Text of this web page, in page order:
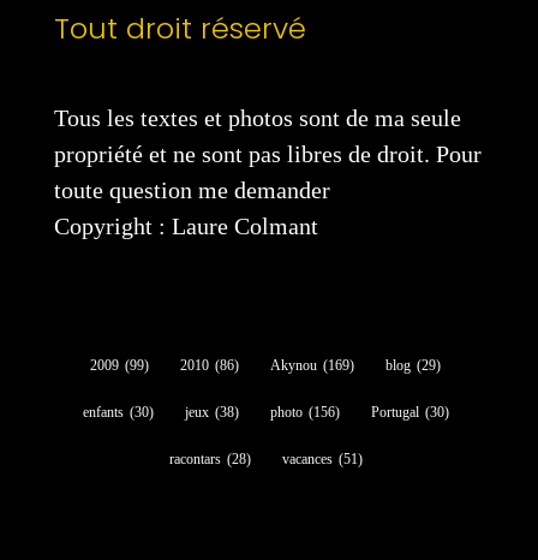
Tout droit réservé
Tous les textes et photos sont de ma seule
propriété et ne sont pas libres de droit. Pour
toute question me demander
Copyright : Laure Colmant
2009 (99) 2010 (86) Akynou (169) blog (29)
enfants (30) jeux (38) photo (156) Portugal (30)
racontars (28) vacances (51)